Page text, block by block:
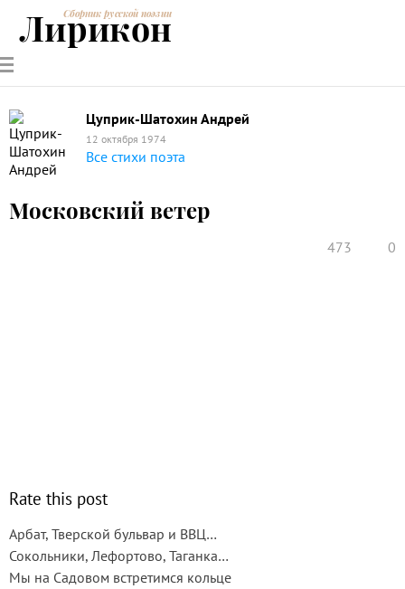
РУССКИЕ
ПОЭТЫ
СОВРЕМЕННИКИЭНЦИКЛОПЕДИЯ
ПОЭЗИИ
Сборник русской поэзии
Лирикон
Цуприк-Шатохин Андрей
12 октября 1974
Все стихи поэта
Московский ветер
473 0
Rate this post
Арбат, Тверской бульвар и ВВЦ…
Сокольники, Лефортово, Таганка…
Мы на Садовом встретимся кольце